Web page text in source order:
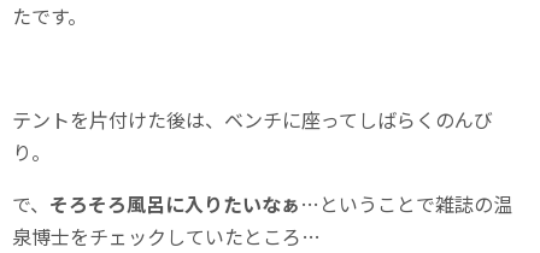
たです。
テントを片付けた後は、ベンチに座ってしばらくのんび
り。
で、 そろそろ風呂に入りたいなぁ…ということで雑誌の温
泉博士をチェックしていたところ…